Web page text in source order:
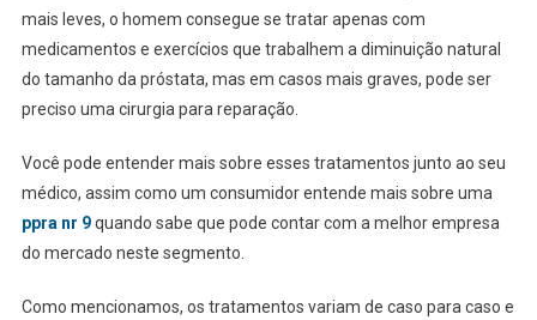
mais leves, o homem consegue se tratar apenas com
medicamentos e exercícios que trabalhem a diminuição natural
do tamanho da próstata, mas em casos mais graves, pode ser
preciso uma cirurgia para reparação.
Você pode entender mais sobre esses tratamentos junto ao seu
médico, assim como um consumidor entende mais sobre uma
ppra nr 9quando sabe que pode contar com a melhor empresa
do mercado neste segmento.
Como mencionamos, os tratamentos variam de caso para caso e